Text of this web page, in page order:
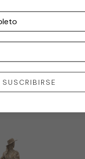
SUSCRIBIRSE